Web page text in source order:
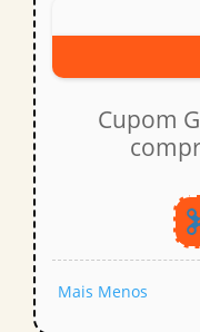
Cupom
Mais Menos